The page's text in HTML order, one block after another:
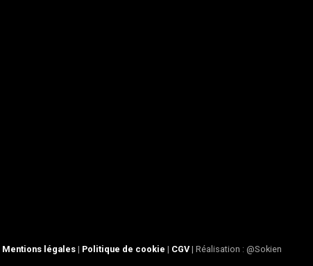
Mentions légales | Politique de cookie | CGV| Réalisation : @Sokien